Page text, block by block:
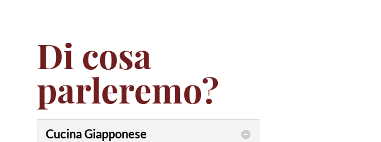
Di cosa
parleremo?
Cucina Giapponese